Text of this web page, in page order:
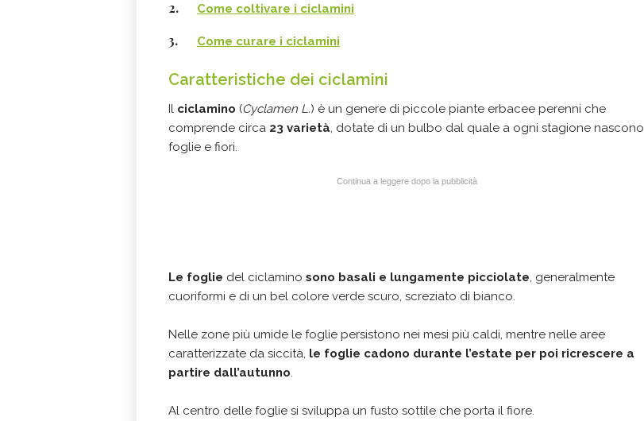
Come coltivare i ciclamini
Come curare i ciclamini
Caratteristiche dei ciclamini
Il ciclamino (Cyclamen L.) è un genere di piccole piante erbacee perenni che
comprende circa 23 varietà, dotate di un bulbo dal quale a ogni stagione nascono
foglie e fiori.
Continua a leggere dopo la pubblicità
Le foglie del ciclamino sono basali e lungamente picciolate, generalmente
cuoriformi e di un bel colore verde scuro, screziato di bianco.
Nelle zone più umide le foglie persistono nei mesi più caldi, mentre nelle aree
caratterizzate da siccità, le foglie cadono durante l’estate per poi ricrescere a
partire dall’autunno.
Al centro delle foglie si sviluppa un fusto sottile che porta il fiore.